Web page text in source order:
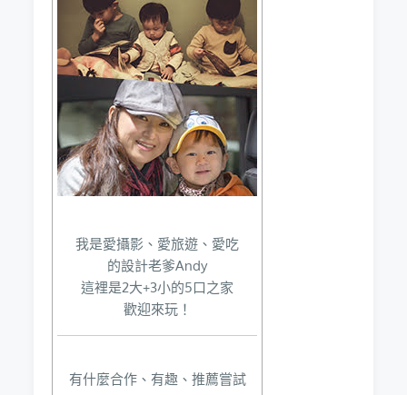
我是愛攝影、愛旅遊、愛吃
的設計老爹Andy
這裡是2大+3小的5口之家
歡迎來玩！
有什麼合作、有趣、推薦嘗試